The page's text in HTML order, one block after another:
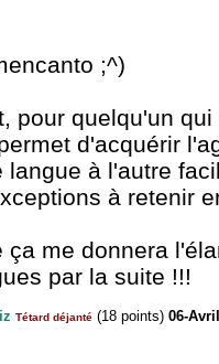
;^)
pour quelqu'un
d'acquérir
langue à l'autre
à retenir
ça me donnera
par la suite !!!
Tétard déjanté (18 points) 06-